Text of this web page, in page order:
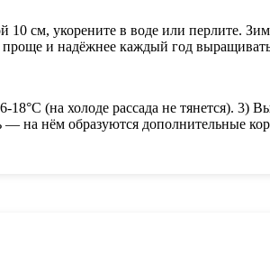
10 см, укорените в воде или перлите.
и надёжнее каждый год
(на холоде рассада не тянется). 3)
— на нём образуются дополнительные